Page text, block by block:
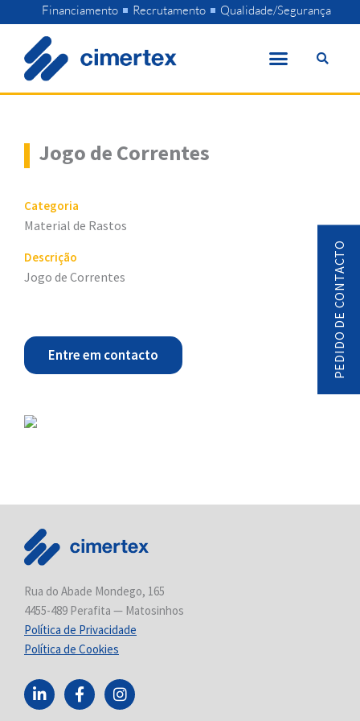
to
content
Financiamento Recrutamento Qualidade/Segurança
Jogo de Correntes
Categoria
Material de Rastos
Descrição
Jogo de Correntes
Entre em contacto
Rua do Abade Mondego, 165
4455-489 Perafita — Matosinhos
Política de Privacidade
Política de Cookies
L
i
n
F
a
c
I
n
s
PEDIDO DE CONTACTO